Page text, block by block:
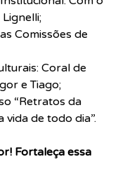
Comissões de
Coral de
e Tiago;
“Retratos da
vida de todo dia”.
Fortaleça essa